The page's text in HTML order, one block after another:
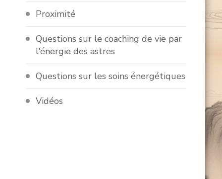
Proximité
Questions sur le coaching de vie par
l'énergie des astres
Questions sur les soins énergétiques
Vidéos